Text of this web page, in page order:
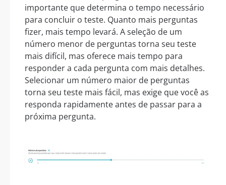
importante que determina o tempo necessário
para concluir o teste. Quanto mais perguntas
fizer, mais tempo levará. A seleção de um
número menor de perguntas torna seu teste
mais difícil, mas oferece mais tempo para
responder a cada pergunta com mais detalhes.
Selecionar um número maior de perguntas
torna seu teste mais fácil, mas exige que você as
responda rapidamente antes de passar para a
próxima pergunta.